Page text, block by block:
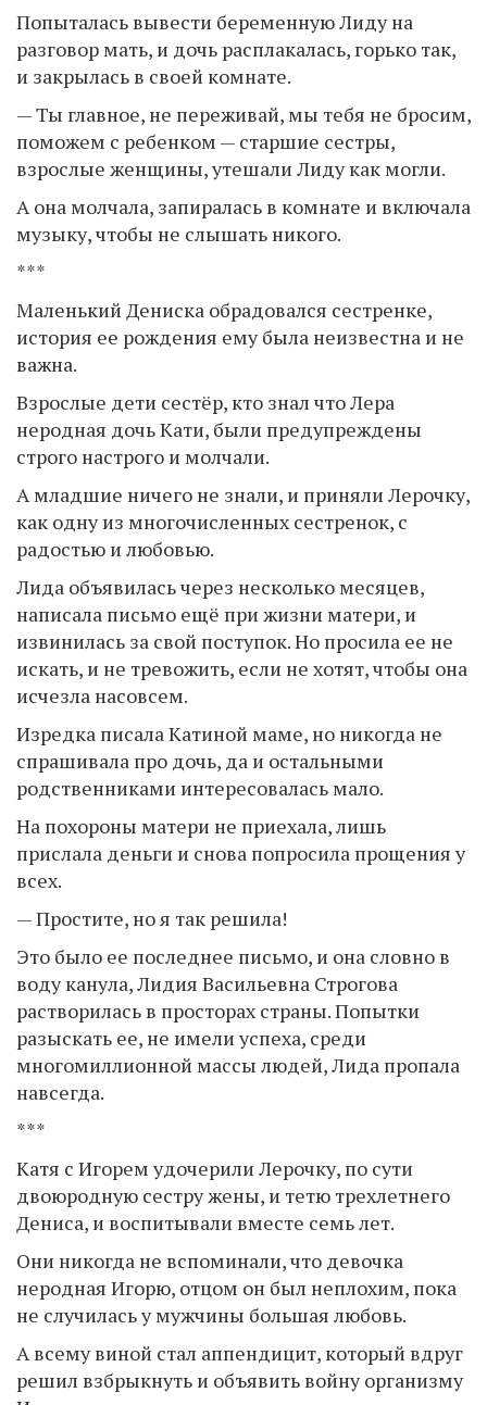
Попыталась вывести беременную Лиду на
разговор мать, и дочь расплакалась, горько так,
и закрылась в своей комнате.
— Ты главное, не переживай, мы тебя не бросим,
поможем с ребенком — старшие сестры,
взрослые женщины, утешали Лиду как могли.
А она молчала, запиралась в комнате и включала
музыку, чтобы не слышать никого.
***
Маленький Дениска обрадовался сестренке,
история ее рождения ему была неизвестна и не
важна.
Взрослые дети сестёр, кто знал что Лера
неродная дочь Кати, были предупреждены
строго настрого и молчали.
А младшие ничего не знали, и приняли Лерочку,
как одну из многочисленных сестренок, с
радостью и любовью.
Лида объявилась через несколько месяцев,
написала письмо ещё при жизни матери, и
извинилась за свой поступок. Но просила ее не
искать, и не тревожить, если не хотят, чтобы она
исчезла насовсем.
Изредка писала Катиной маме, но никогда не
спрашивала про дочь, да и остальными
родственниками интересовалась мало.
На похороны матери не приехала, лишь
прислала деньги и снова попросила прощения у
всех.
— Простите, но я так решила!
Это было ее последнее письмо, и она словно в
воду канула, Лидия Васильевна Строгова
растворилась в просторах страны. Попытки
разыскать ее, не имели успеха, среди
многомиллионной массы людей, Лида пропала
навсегда.
***
Катя с Игорем удочерили Лерочку, по сути
двоюродную сестру жены, и тетю трехлетнего
Дениса, и воспитывали вместе семь лет.
Они никогда не вспоминали, что девочка
неродная Игорю, отцом он был неплохим, пока
не случилась у мужчины большая любовь.
А всему виной стал аппендицит, который вдруг
решил взбрыкнуть и объявить войну организму